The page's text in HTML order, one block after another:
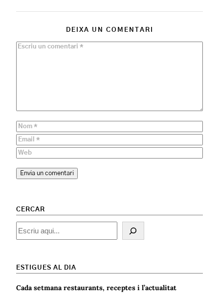
DEIXA UN COMENTARI
CERCAR
Cercar
ESTIGUES AL DIA
Cada setmana restaurants, receptes i l’actualitat